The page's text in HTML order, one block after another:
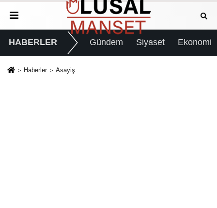
HABERLER Gündem Siyaset Ekonomi
Haberler Asayiş